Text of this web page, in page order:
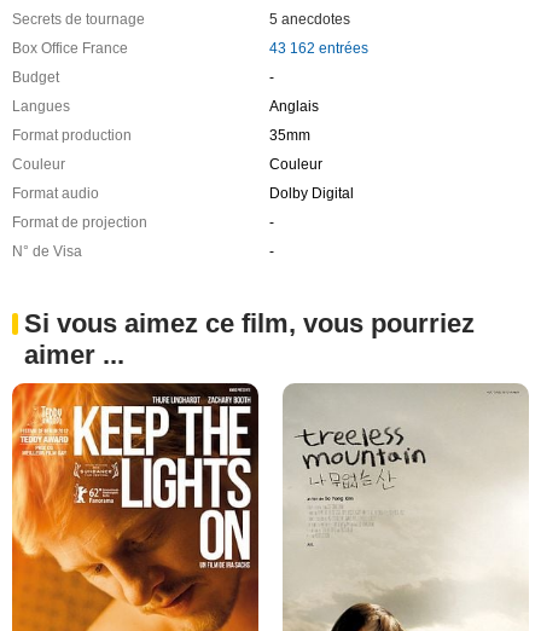
Secrets de tournage
5 anecdotes
Box Office France
43 162 entrées
Budget
-
Langues
Anglais
Format production
35mm
Couleur
Couleur
Format audio
Dolby Digital
Format de projection
-
N° de Visa
-
Si vous aimez ce film, vous pourriez
aimer ...